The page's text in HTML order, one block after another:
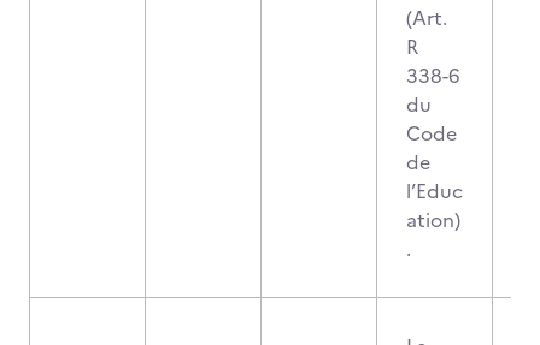
(Art.
R
338-6
du
Code
de
l’Educ
ation)
.